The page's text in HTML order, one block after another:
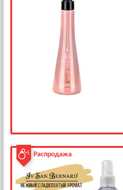
Распродажа